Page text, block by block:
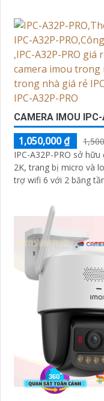
CAMERA IMOU
1,050,000 ₫
IPC-A32P-PRO sở
2K, trang bị micro và
trợ wifi 6 với 2 băng